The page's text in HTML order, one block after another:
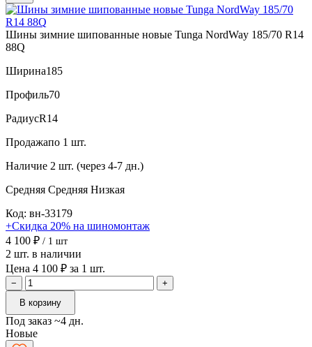
Шины зимние шипованные новые Tunga NordWay 185/70 R14
88Q
Ширина185
Профиль70
РадиусR14
Продажапо 1 шт.
Наличие 2 шт. (через 4-7 дн.)
Средняя Средняя Низкая
Код: вн-33179
+Скидка 20% на шиномонтаж
4 100 ₽ / 1 шт
2 шт. в наличии
Цена 4 100 ₽ за 1 шт.
−
+
В корзину
Под заказ ~4 дн.
Новые